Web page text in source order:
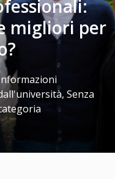
migliori per
, Senza